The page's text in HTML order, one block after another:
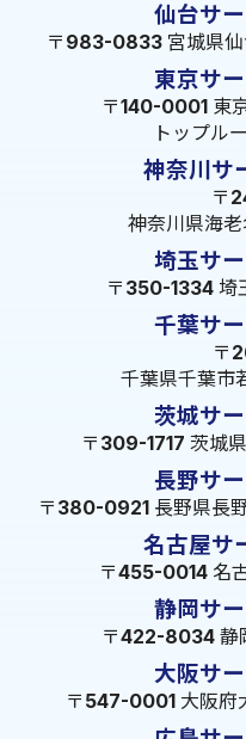
仙台サ
〒983-0833 宮城県
東京サ
〒140-0001 東
トップル
神奈川サ
〒
神奈川県海
埼玉サ
〒350-1334 埼
千葉サ
〒
千葉県千葉市
茨城サ
〒309-1717 茨城
長野サ
〒380-0921 長野県長
名古屋サ
〒455-0014 名
静岡サ
〒422-8034 静
大阪サ
〒547-0001 大阪府